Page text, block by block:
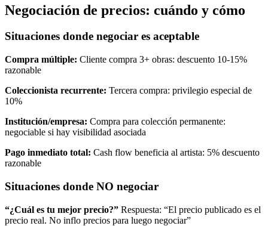
Negociación de precios: cuándo y cómo
Situaciones donde negociar es aceptable
Compra múltiple: Cliente compra 3+ obras: descuento 10-15%
razonable
Coleccionista recurrente: Tercera compra: privilegio especial de
10%
Institución/empresa: Compra para colección permanente:
negociable si hay visibilidad asociada
Pago inmediato total: Cash flow beneficia al artista: 5% descuento
razonable
Situaciones donde NO negociar
“¿Cuál es tu mejor precio?” Respuesta: “El precio publicado es el
precio real. No inflo precios para luego negociar”